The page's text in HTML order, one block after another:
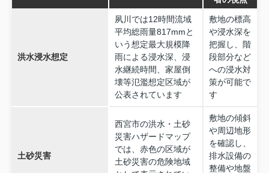
洪水浸水想定
夙川では12時間流域
平均総雨量817mmと
いう想定最大規模降
雨による浸水深、浸
水継続時間、家屋倒
壊等氾濫想定区域が
公表されています
敷地の標高
や浸水深を
把握し、階
段部分など
への浸水対
策が可能で
す
土砂災害
西宮市の洪水・土砂
災害ハザードマップ
では、赤色の区域が
土砂災害の危険地域
敷地の傾斜
や周辺地形
を確認し、
排水設備の
整備や地盤